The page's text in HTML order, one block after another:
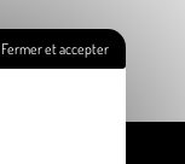
Fermer et accepter